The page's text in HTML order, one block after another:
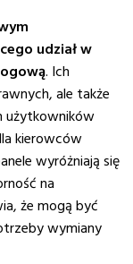
udział w
. Ich
ale także
użytkowników
kierowców
wyróżniają się
na
że mogą być
wymiany